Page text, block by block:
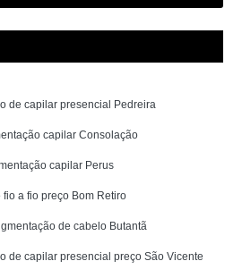
de capilar presencial Pedreira
capilar Consolação
capilar Perus
a fio preço Bom Retiro
de cabelo Butantã
de capilar presencial preço São Vicente